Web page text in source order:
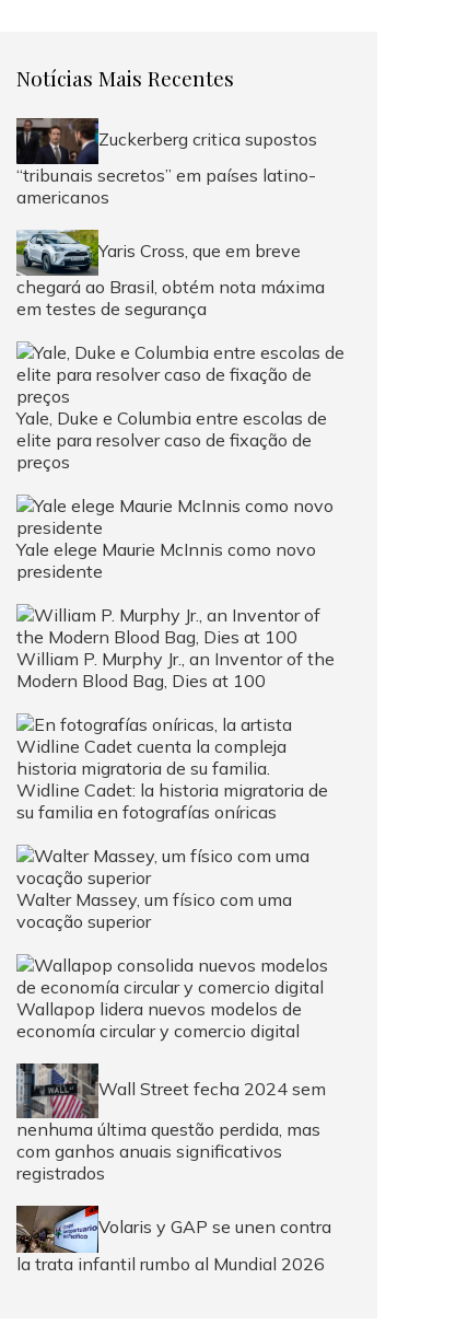
Notícias Mais Recentes
Zuckerberg critica supostos
“tribunais secretos” em países latino-
americanos
Yaris Cross, que em breve
chegará ao Brasil, obtém nota máxima
em testes de segurança
Yale, Duke e Columbia entre escolas de
elite para resolver caso de fixação de
preços
Yale elege Maurie McInnis como novo
presidente
William P. Murphy Jr., an Inventor of the
Modern Blood Bag, Dies at 100
Widline Cadet: la historia migratoria de
su familia en fotografías oníricas
Walter Massey, um físico com uma
vocação superior
Wallapop lidera nuevos modelos de
economía circular y comercio digital
Wall Street fecha 2024 sem
nenhuma última questão perdida, mas
com ganhos anuais significativos
registrados
Volaris y GAP se unen contra
la trata infantil rumbo al Mundial 2026